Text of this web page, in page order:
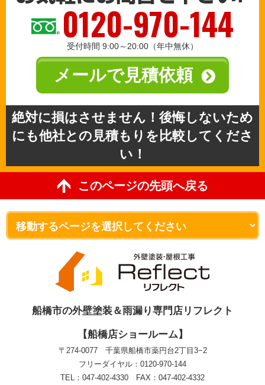
0120-970-144
受付時間 9:00～20:00（年中無休）
メールで見積依頼
絶対に損はさせません！後悔しないため
にも他社との見積もりを比較してくださ
い！
このページの先頭へ戻る
船橋市の外壁塗装＆雨漏り専門店リフレクト
【船橋店ショールーム】
〒274-0077 千葉県船橋市薬円台2丁目3−2
フリーダイヤル：0120-970-144
TEL：047-402-4330 FAX：047-402-4332